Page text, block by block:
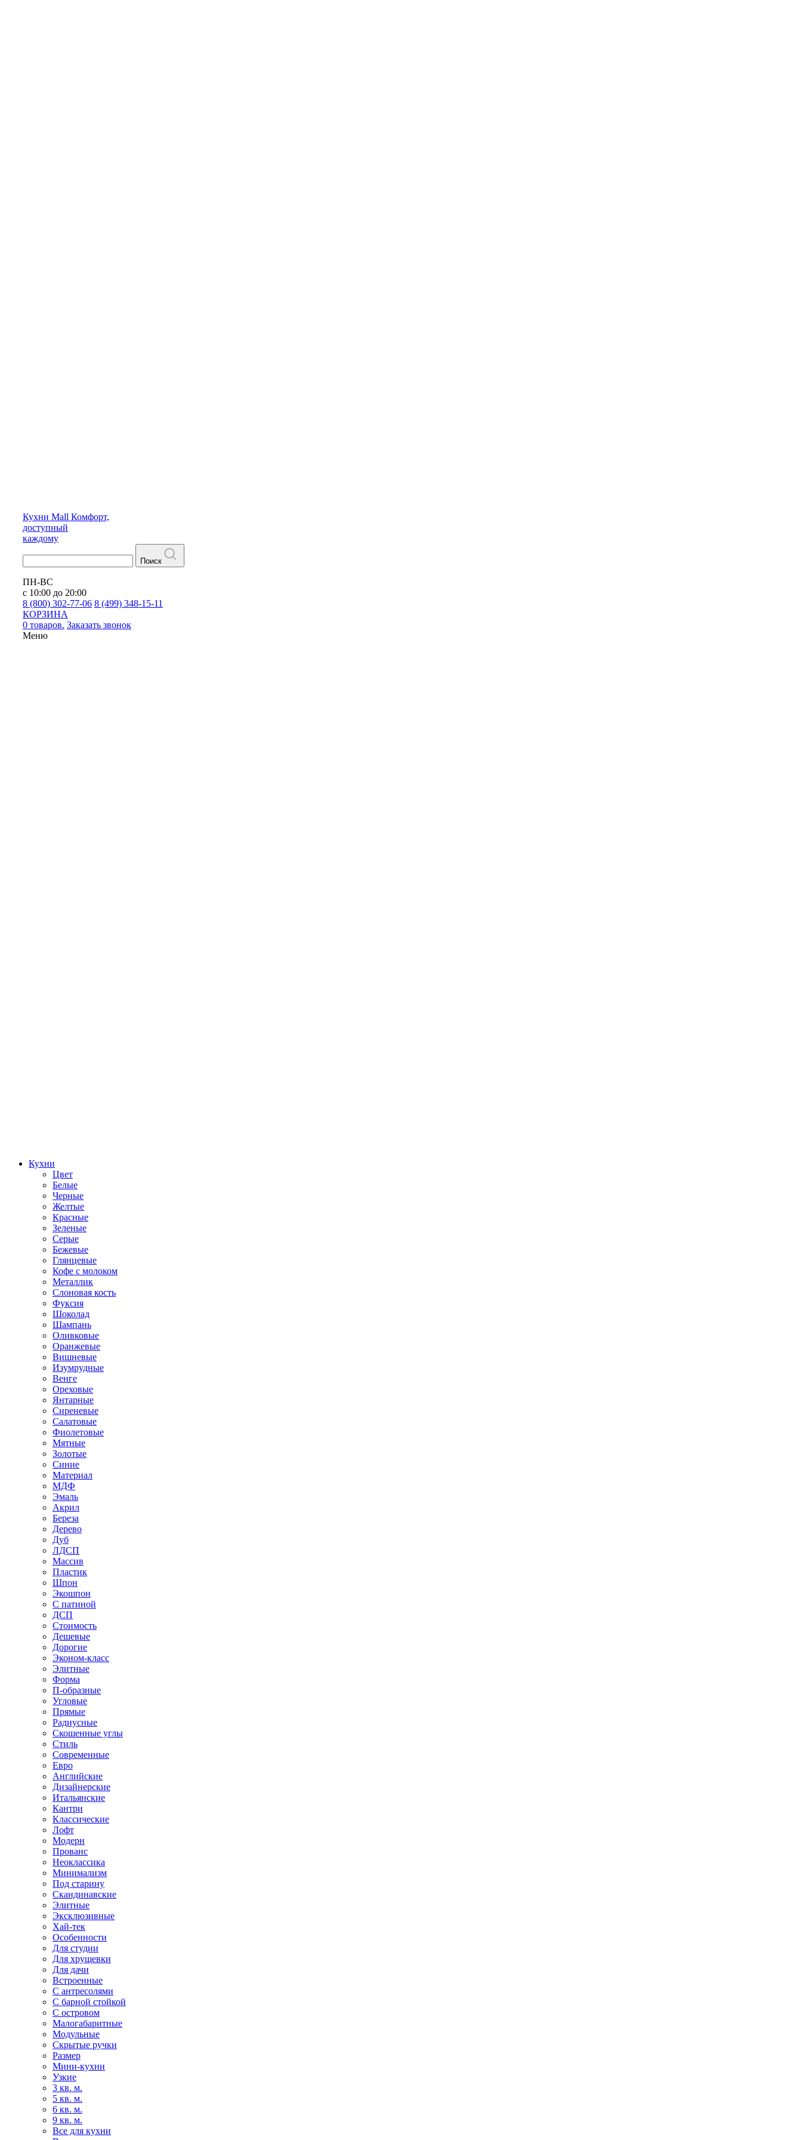
Кухни Mall Комфорт,
доступный
каждому
Поиск
ПН-ВС
с 10:00 до 20:00
8 (800) 302-77-06 8 (499) 348-15-11
КОРЗИНА
0 товаров. Заказать звонок
Меню
Кухни
Цвет
Белые
Черные
Желтые
Красные
Зеленые
Серые
Бежевые
Глянцевые
Кофе с молоком
Металлик
Слоновая кость
Фуксия
Шоколад
Шампань
Оливковые
Оранжевые
Вишневые
Изумрудные
Венге
Ореховые
Янтарные
Сиреневые
Салатовые
Фиолетовые
Мятные
Золотые
Синие
Материал
МДФ
Эмаль
Акрил
Береза
Дерево
Дуб
ЛДСП
Массив
Пластик
Шпон
Экошпон
С патиной
ДСП
Стоимость
Дешевые
Дорогие
Эконом-класс
Элитные
Форма
П-образные
Угловые
Прямые
Радиусные
Скошенные углы
Стиль
Современные
Евро
Английские
Дизайнерские
Итальянские
Кантри
Классические
Лофт
Модерн
Прованс
Неоклассика
Минимализм
Под старину
Скандинавские
Элитные
Эксклюзивные
Хай-тек
Особенности
Для студии
Для хрущевки
Для дачи
Встроенные
С антресолями
С барной стойкой
С островом
Малогабаритные
Модульные
Скрытые ручки
Размер
Мини-кухни
Узкие
3 кв. м.
5 кв. м.
6 кв. м.
9 кв. м.
Все для кухни